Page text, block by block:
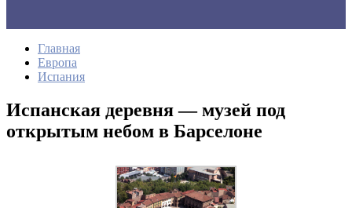
Главная
Европа
Испания
Испанская деревня — музей под
открытым небом в Барселоне